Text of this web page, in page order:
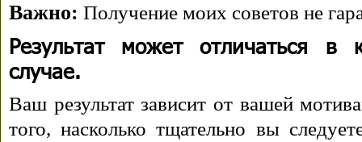
Важно: Получение моих советов не
Результат может отличаться в
случае.
Ваш результат зависит от вашей
того, насколько тщательно вы